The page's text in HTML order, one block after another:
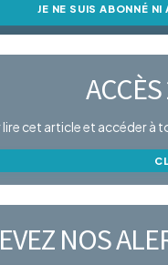
JE NE SUIS ABONNÉ
lire cet article et accéder à
NOS